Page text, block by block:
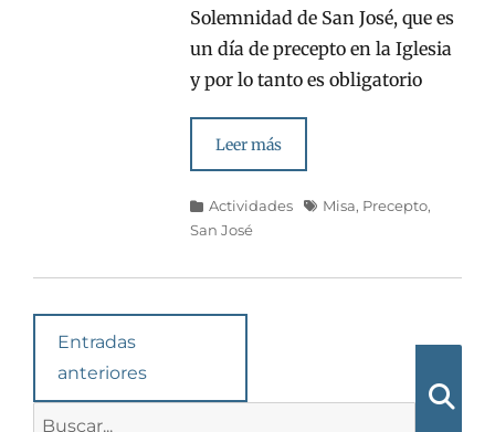
Solemnidad de San José, que es
un día de precepto en la Iglesia
y por lo tanto es obligatorio
Leer más
Categorías
Actividades Etiquetas
Misa, Precepto,
San José
Navegación
las
Entradas
anteriores